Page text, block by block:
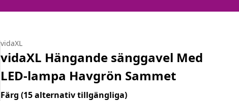
vidaXL
vidaXL Hängande sänggavel Med
LED-lampa Havgrön Sammet
Färg(15 alternativ tillgängliga)